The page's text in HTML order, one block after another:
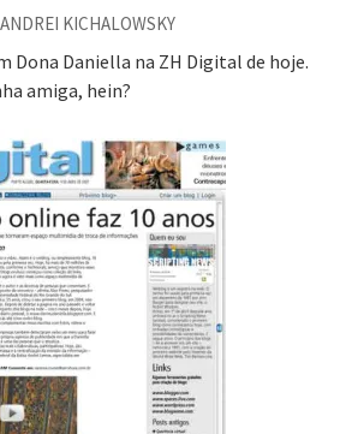
o “direito à tristeza”
KICHALOWSKY
Dona Daniella na ZH Digital de hoje.
amiga, hein?